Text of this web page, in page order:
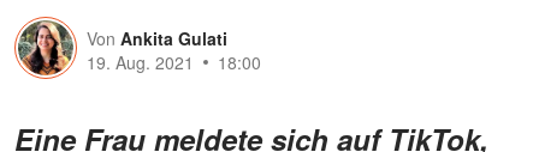
Von Ankita Gulati
19. Aug. 2021
18:00
Eine Frau meldete sich auf TikTok,